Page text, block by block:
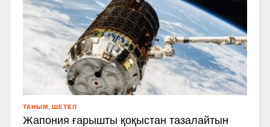
ТАНЫМ ШЕТЕЛ
Жапония ғарышты қоқыстан тазалайтын